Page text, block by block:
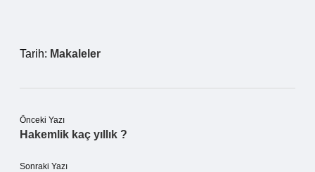
Tarih: Makaleler
Önceki Yazı
Hakemlik kaç yıllık ?
Sonraki Yazı